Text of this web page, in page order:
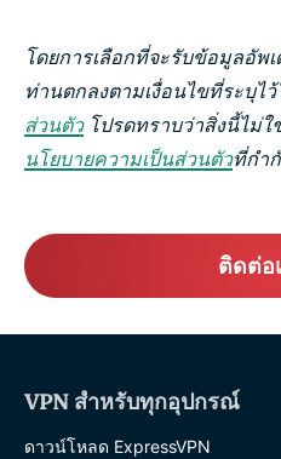
โดยการเลือกที่จะรับข้อมูลอัพ
ท่านตกลงตามเงื่อนไขที่ระบุไว้
ส่วนตัวโปรดทราบว่าสิ่งนี้ไม่ใ
นโยบายความเป็นส่วนตัวที่กำ
ติดต่อ
VPN สำหรับทุกอุปกรณ์
ดาวน์โหลด ExpressVPN